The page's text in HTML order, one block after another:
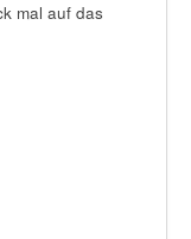
mal auf das